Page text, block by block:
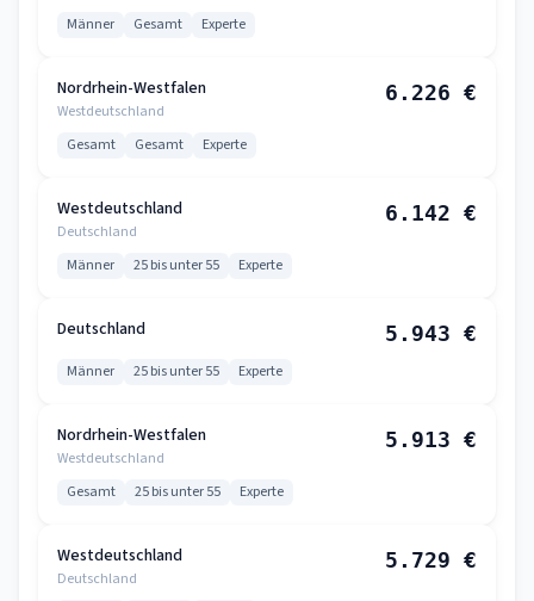
Männer Gesamt Experte
Nordrhein-Westfalen
Westdeutschland
6.226 €
Gesamt Gesamt Experte
Westdeutschland
Deutschland
6.142 €
Männer 25 bis unter 55 Experte
Deutschland 5.943 €
Männer 25 bis unter 55 Experte
Nordrhein-Westfalen
Westdeutschland
5.913 €
Gesamt 25 bis unter 55 Experte
Westdeutschland
Deutschland
5.729 €